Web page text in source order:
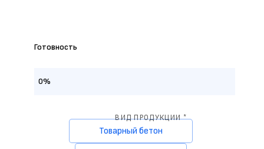
Готовность
0%
ВИД ПРОДУКЦИИ *
Товарный бетон